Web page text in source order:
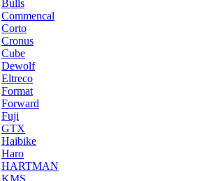
Bulls
Commencal
Corto
Cronus
Cube
Dewolf
Eltreco
Format
Forward
Fuji
GTX
Haibike
Haro
HARTMAN
KMS